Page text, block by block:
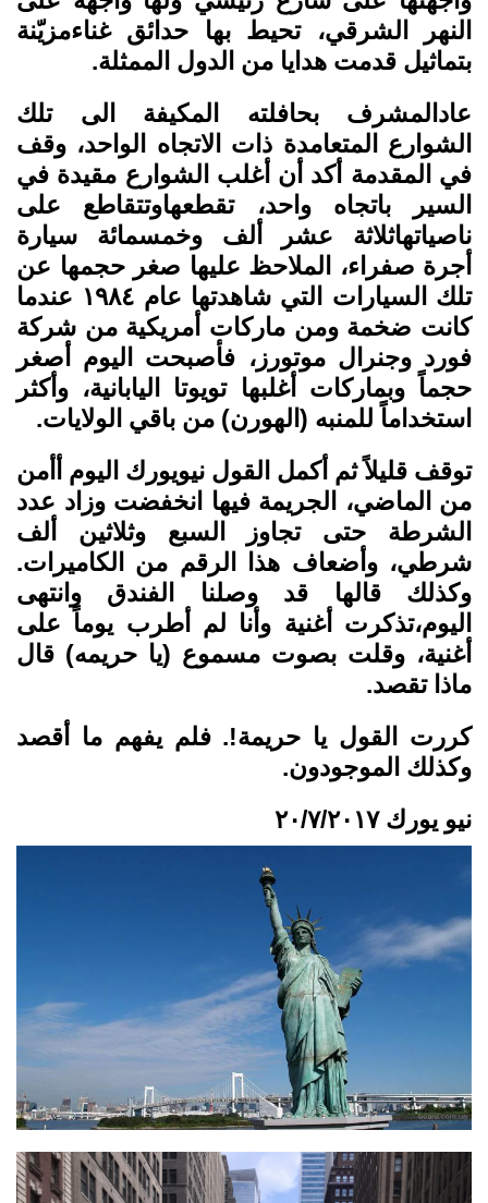
النهر الشرقي، تحيط بها حدائق غناءمزيّنة
بتماثيل قدمت هدايا من الدول الممثلة.
عادالمشرف بحافلته المكيفة الى تلك
الشوارع المتعامدة ذات الاتجاه الواحد، وقف
في المقدمة أكد أن أغلب الشوارع مقيدة في
السير باتجاه واحد، تقطعهاوتتقاطع على
ناصياتهاثلاثة عشر ألف وخمسمائة سيارة
أجرة صفراء، الملاحظ عليها صغر حجمها عن
تلك السيارات التي شاهدتها عام ١٩٨٤ عندما
كانت ضخمة ومن ماركات أمريكية من شركة
فورد وجنرال موتورز، فأصبحت اليوم أصغر
حجماً وبماركات أغلبها تويوتا اليابانية، وأكثر
استخداماً للمنبه (الهورن) من باقي الولايات.
توقف قليلاً ثم أكمل القول نيويورك اليوم أأمن
من الماضي، الجريمة فيها انخفضت وزاد عدد
الشرطة حتى تجاوز السبع وثلاثين ألف
شرطي، وأضعاف هذا الرقم من الكاميرات.
وكذلك قالها قد وصلنا الفندق وانتهى
اليوم،تذكرت أغنية وأنا لم أطرب يوماً على
أغنية، وقلت بصوت مسموع (يا حريمه) قال
ماذا تقصد.
كررت القول يا حريمة!. فلم يفهم ما أقصد
وكذلك الموجودون.
نيو يورك ٢٠/٧/٢٠١٧